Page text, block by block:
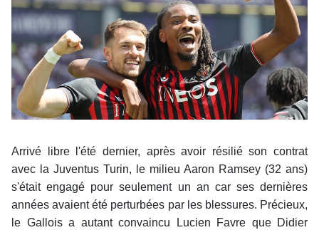
Arrivé libre l'été dernier, après avoir résilié son contrat
avec la Juventus Turin, le milieu Aaron Ramsey (32 ans)
s'était engagé pour seulement un an car ses dernières
années avaient été perturbées par les blessures. Précieux,
le Gallois a autant convaincu Lucien Favre que Didier